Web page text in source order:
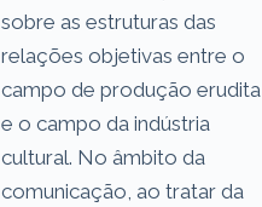
sobre as estruturas das
relações objetivas entre o
campo de produção erudita
e o campo da indústria
cultural. No âmbito da
comunicação, ao tratar da